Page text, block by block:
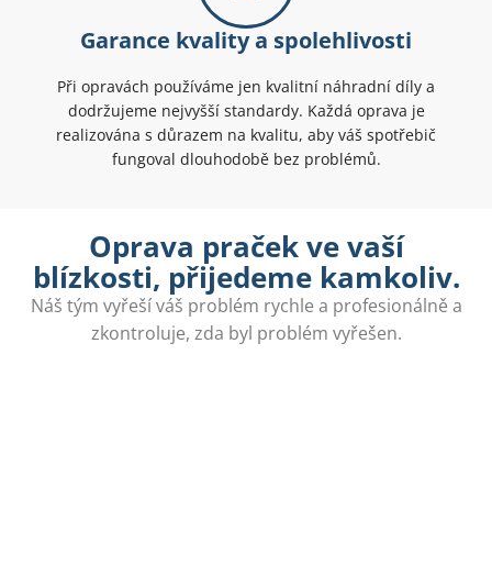
Garance kvality a spolehlivosti
Při opravách používáme jen kvalitní náhradní díly a
dodržujeme nejvyšší standardy. Každá oprava je
realizována s důrazem na kvalitu, aby váš spotřebič
fungoval dlouhodobě bez problémů.
Oprava praček ve vaší
blízkosti, přijedeme kamkoliv.
Náš tým vyřeší váš problém rychle a profesionálně a
zkontroluje, zda byl problém vyřešen.